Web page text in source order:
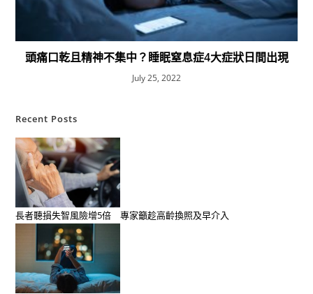
頭痛口乾且精神不集中？睡眠窒息症4大症狀日間出現
July 25, 2022
Recent Posts
長者聽損失智風險增5倍 專家籲趁高齡換照及早介入